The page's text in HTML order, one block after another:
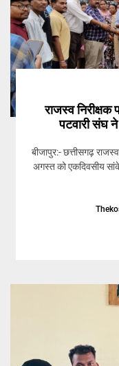
राजस्व
पटवारी संघ
बीजापुर:- छत्तीसगढ़
अगस्त को एकदिवसीय